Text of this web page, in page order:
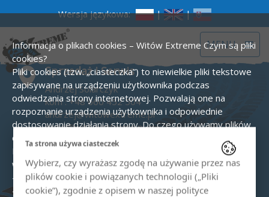
Wersja językowa: | |
MENUToggle
Sprzedaż i Serwis
Andrzej Solarczyk
kom :+48 660 452 504
andrzej@witowextreme.pl
biuro@witowextreme.pl
Quady i skutery śnieżne
kom :+48 575 000 758
biuro@witowextreme.pl
Informacja o plikach cookies – Witów Extreme Czym są pliki
cookies?
Pliki cookies (tzw. „ciasteczka”) to niewielkie pliki tekstowe
zapisywane na urządzeniu użytkownika podczas
odwiedzania strony internetowej. Pozwalają one na
rozpoznanie urządzenia użytkownika i odpowiednie
dostosowanie działania strony. Do czego używamy plików
cookies?
Na stronie www.witowextreme.pl używamy plików cookies
w następujących celach:
- zapewnienie prawidłowego działania strony,
- tworzenie statystyk odwiedzin i analizy zachowań
Ta strona używa ciasteczek
Wybierz, czy wyrażasz zgodę na używanie przez nas
plików cookie i powiązanych technologii („Pliki
cookie”), zgodnie z opisem w naszej polityce